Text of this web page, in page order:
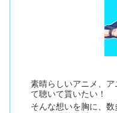
素晴らしいアニメ、
て聴いて貰いたい！
そんな想いを胸に、